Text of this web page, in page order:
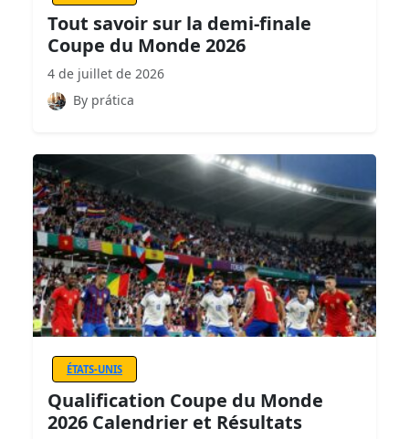
Tout savoir sur la demi-finale
Coupe du Monde 2026
4 de juillet de 2026
By prática
ÉTATS-UNIS
Qualification Coupe du Monde
2026 Calendrier et Résultats